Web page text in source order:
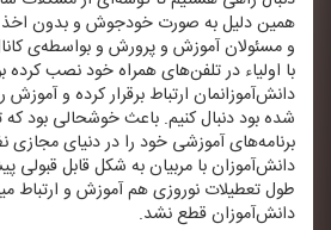
همین دلیل به صورت خودجوش و بدون
و مسئولان آموزش و پرورش و بواسطه‌ی
با اولیاء در تلفن‌های همراه خود نصب كرده
دانش‌آموزانمان ارتباط برقرار كرده و
شده بود دنبال كنیم. باعث خوشحالی بود
برنامه‌های آموزشی خود را در دنیای
دانش‌آموزان با مربیان به شكل قابل
طول تعطیلات نوروزی هم آموزش و ارتباط
دانش‌آموزان قطع نشد.